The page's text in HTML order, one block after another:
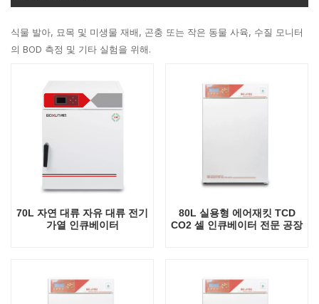
식물 발아, 묘목 및 미생물 재배, 곤충 또는 작은 동물 사육, 수질 모니터
의 BOD 측정 및 기타 실험을 위해.
70L 자연 대류 자유 대류 전기
가열 인큐베이터
80L 실용형 에어재킷 TCD
CO2 셀 인큐베이터 전문 공장